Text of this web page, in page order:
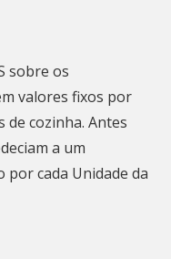
sobre os
valores fixos por
cozinha. Antes
a um
cada Unidade da